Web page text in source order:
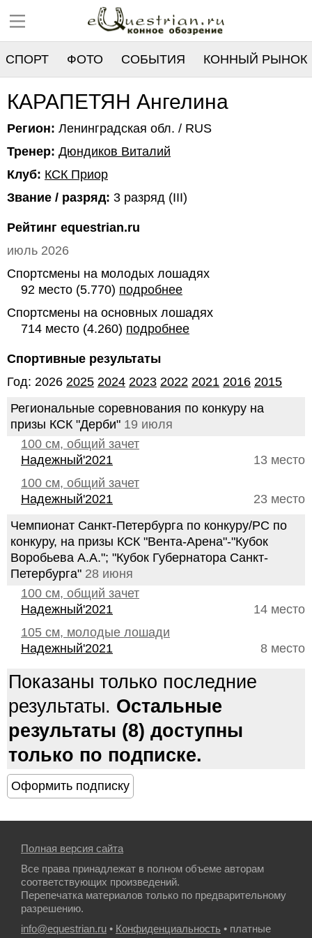
СПОРТ ФОТО СОБЫТИЯ КОННЫЙ РЫНОК
РЕЕСТР
КАРАПЕТЯН Ангелина
Регион: Ленинградская обл. / RUS
Тренер: Дюндиков Виталий
Клуб: КСК Приор
Звание / разряд: 3 разряд (III)
Рейтинг equestrian.ru
июль 2026
Спортсмены на молодых лошадях
92 место (5.770) подробнее
Спортсмены на основных лошадях
714 место (4.260) подробнее
Спортивные результаты
Год: 2026 2025 2024 2023 2022 2021 2016 2015
Региональные соревнования по конкуру на
призы КСК "Дерби" 19 июля
100 см, общий зачет
13 место
Надежный'2021
100 см, общий зачет
23 место
Надежный'2021
Чемпионат Санкт-Петербурга по конкуру/РС по
конкуру, на призы КСК "Вента-Арена"-"Кубок
Воробьева А.А."; "Кубок Губернатора Санкт-
Петербурга" 28 июня
100 см, общий зачет
14 место
Надежный'2021
105 см, молодые лошади
8 место
Надежный'2021
Показаны только последние
результаты. Остальные
результаты (8) доступны
только по подписке.
Полная версия сайта
Все права принадлежат в полном объеме авторам
соответствующих произведений.
Перепечатка материалов только по предварительному
разрешению.
info@equestrian.ru • Конфиденциальность • платные